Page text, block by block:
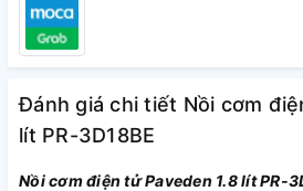
Đánh giá chi tiết Nồi cơm
lít PR-3D18BE
Nồi cơm điện tử Paveden 1.8 lít PR-